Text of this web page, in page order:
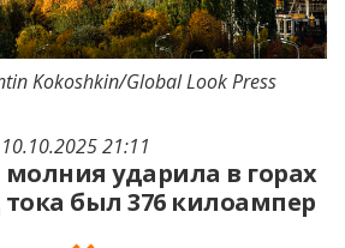
10.10.2025 21:11
ударила в горах
был 376 килоампер
Kokoshkin/Global Look Press